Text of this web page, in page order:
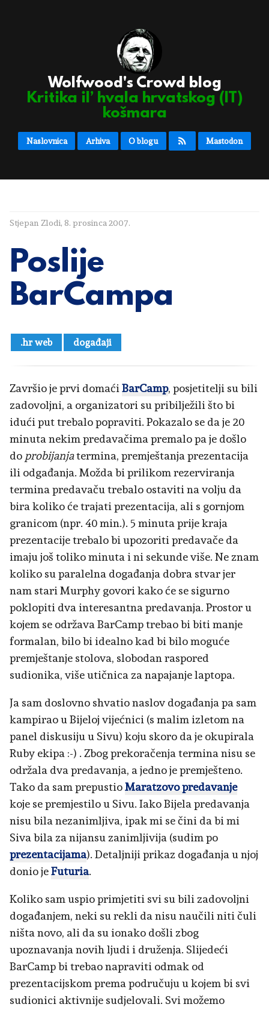
Wolfwood's Crowd blog
Kritika il’ hvala hrvatskog (IT)
košmara
Naslovnica Arhiva O blogu Mastodon
Stjepan Zlodi, 8. prosinca 2007.
Poslije
BarCampa
.hr web događaji
Završio je prvi domaći BarCamp, posjetitelji su bili
zadovoljni, a organizatori su pribilježili što bi
idući put trebalo popraviti. Pokazalo se da je 20
minuta nekim predavačima premalo pa je došlo
do probijanjatermina, premještanja prezentacija
ili odgađanja. Možda bi prilikom rezerviranja
termina predavaču trebalo ostaviti na volju da
bira koliko će trajati prezentacija, ali s gornjom
granicom (npr. 40 min.). 5 minuta prije kraja
prezentacije trebalo bi upozoriti predavače da
imaju još toliko minuta i ni sekunde više. Ne znam
koliko su paralelna događanja dobra stvar jer
nam stari Murphy govori kako će se sigurno
poklopiti dva interesantna predavanja. Prostor u
kojem se održava BarCamp trebao bi biti manje
formalan, bilo bi idealno kad bi bilo moguće
premještanje stolova, slobodan raspored
sudionika, više utičnica za napajanje laptopa.
Ja sam doslovno shvatio naslov događanja pa sam
kampirao u Bijeloj vijećnici (s malim izletom na
panel diskusiju u Sivu) koju skoro da je okupirala
Ruby ekipa :-) . Zbog prekoračenja termina nisu se
održala dva predavanja, a jedno je premješteno.
Tako da sam prepustioMaratzovo predavanje
koje se premjestilo u Sivu. Iako Bijela predavanja
nisu bila nezanimljiva, ipak mi se čini da bi mi
Siva bila za nijansu zanimljivija (sudim po
prezentacijama). Detaljniji prikaz događanja u njoj
donio jeFuturia.
Koliko sam uspio primjetiti svi su bili zadovoljni
događanjem, neki su rekli da nisu naučili niti čuli
ništa novo, ali da su ionako došli zbog
upoznavanja novih ljudi i druženja. Slijedeći
BarCamp bi trebao napraviti odmak od
prezentacijskom prema područuju u kojem bi svi
sudionici aktivnije sudjelovali. Svi možemo